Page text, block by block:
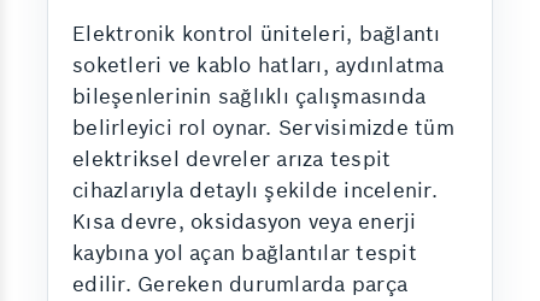
Elektronik kontrol üniteleri, bağlantı
soketleri ve kablo hatları, aydınlatma
bileşenlerinin sağlıklı çalışmasında
belirleyici rol oynar. Servisimizde tüm
elektriksel devreler arıza tespit
cihazlarıyla detaylı şekilde incelenir.
Kısa devre, oksidasyon veya enerji
kaybına yol açan bağlantılar tespit
edilir. Gereken durumlarda parça